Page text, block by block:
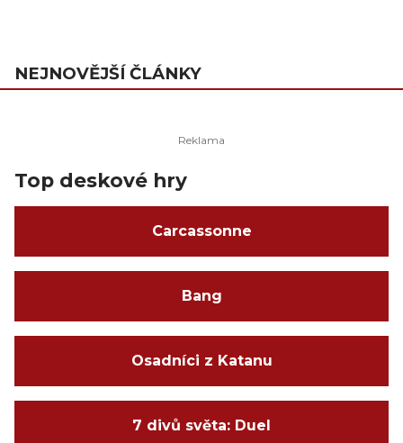
NEJNOVĚJŠÍ ČLÁNKY
Top deskové hry
Carcassonne
Bang
Osadníci z Katanu
7 divů světa: Duel